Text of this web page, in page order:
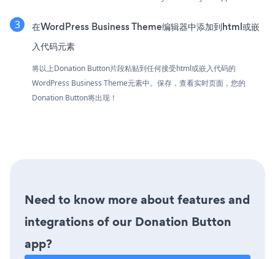
在WordPress Business Theme编辑器中添加到html或嵌
入代码元素
将以上Donation Button片段粘贴到任何接受html或嵌入代码的
WordPress Business Theme元素中。保存，查看实时页面，您的
Donation Button将出现！
Need to know more about features and
integrations of our Donation Button
app?